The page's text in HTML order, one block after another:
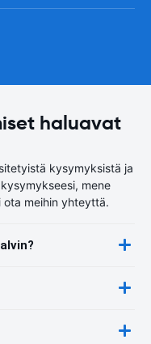
haluavat
kysymyksistä ja
mene
meihin yhteyttä.